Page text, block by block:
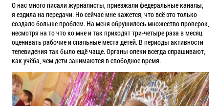
О нас много писали журналисты, приезжали федеральные каналы,
я ездила на передачи. Но сейчас мне кажется, что всё это только
создало больше проблем. На меня обрушилось множество проверок,
несмотря на то что ко мне и так приходят три-четыре раза в месяц
оценивать рабочие и спальные места детей. В периоды активности
телевидения так было ещё чаще. Органы опеки всегда спрашивают,
как учёба, чем дети занимаются в свободное время.